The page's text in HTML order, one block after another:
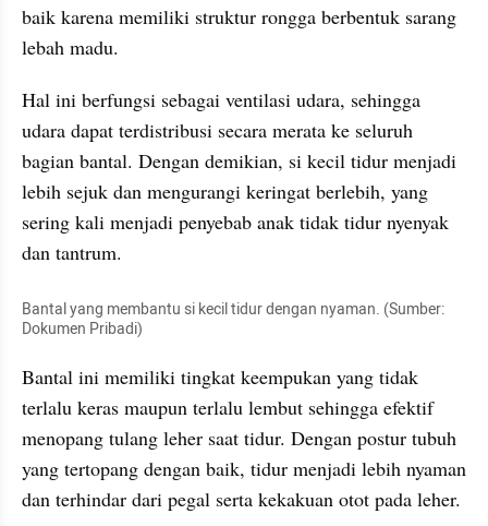
baik karena memiliki struktur rongga berbentuk sarang
lebah madu.
Hal ini berfungsi sebagai ventilasi udara, sehingga
udara dapat terdistribusi secara merata ke seluruh
bagian bantal. Dengan demikian, si kecil tidur menjadi
lebih sejuk dan mengurangi keringat berlebih, yang
sering kali menjadi penyebab anak tidak tidur nyenyak
dan tantrum.
Bantal yang membantu si kecil tidur dengan nyaman. (Sumber:
Dokumen Pribadi)
Bantal ini memiliki tingkat keempukan yang tidak
terlalu keras maupun terlalu lembut sehingga efektif
menopang tulang leher saat tidur. Dengan postur tubuh
yang tertopang dengan baik, tidur menjadi lebih nyaman
dan terhindar dari pegal serta kekakuan otot pada leher.